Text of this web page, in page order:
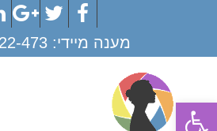
פתח סרגל נגישות
Facebook
Twitter
מענה מיידי:473